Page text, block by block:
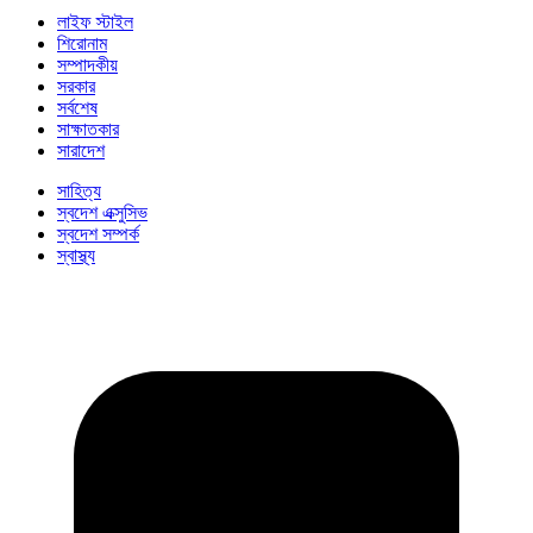
লাইফ স্টাইল
শিরোনাম
সম্পাদকীয়
সরকার
সর্বশেষ
সাক্ষাতকার
সারাদেশ
সাহিত্য
স্বদেশ এক্সুসিভ
স্বদেশ সম্পর্ক
স্বাস্থ্য